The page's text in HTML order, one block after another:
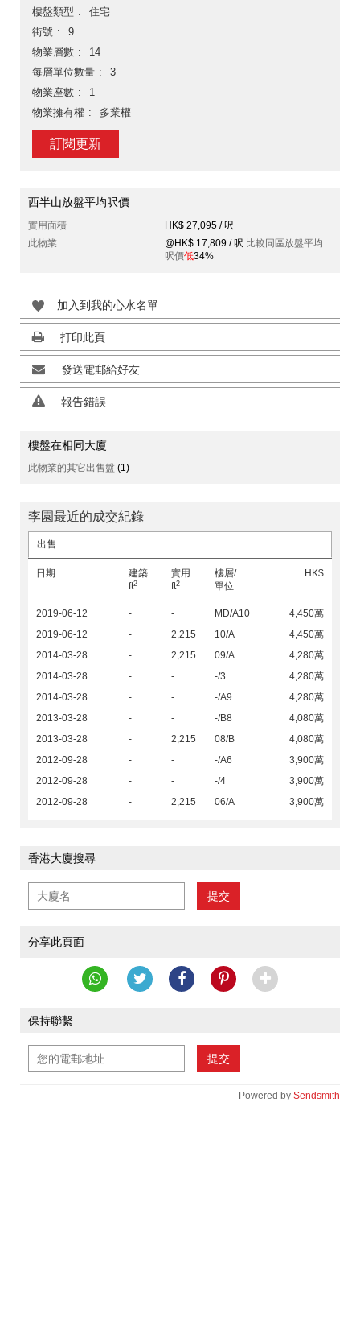
樓盤類型
住宅
街號
9
物業層數
14
每層單位數量
3
物業座數
1
物業擁有權
多業權
訂閱更新
西半山放盤平均呎價
實用面積
HK$ 27,095 / 呎
此物業
@HK$ 17,809 / 呎 比較同區放盤平均
呎價低34%
加入到我的心水名單
打印此頁
發送電郵給好友
報告錯誤
樓盤在相同大廈
此物業的其它出售盤 (1)
李園最近的成交紀錄
出售
日期
建築
ft2
實用
ft2
樓層/
單位
HK$
2019-06-12 - - MD/A10
4,450萬
2019-06-12
- 2,215 10/A
4,450萬
2014-03-28
- 2,215 09/A
4,280萬
2014-03-28
- - -/3
4,280萬
2014-03-28
- - -/A9
4,280萬
2013-03-28
- - -/B8
4,080萬
2013-03-28
- 2,215 08/B
4,080萬
2012-09-28
- - -/A6
3,900萬
2012-09-28
- - -/4
3,900萬
2012-09-28
- 2,215 06/A 3,900萬
香港大廈搜尋
提交
分享此頁面
保持聯繫
提交
Powered by Sendsmith